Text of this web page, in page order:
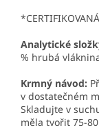
Analytické
% hrubá
Krmný návod:
v dostatečném
Skladujte v
měla tvořit 75-